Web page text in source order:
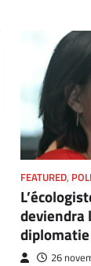
FEATURED,
deviendra
26